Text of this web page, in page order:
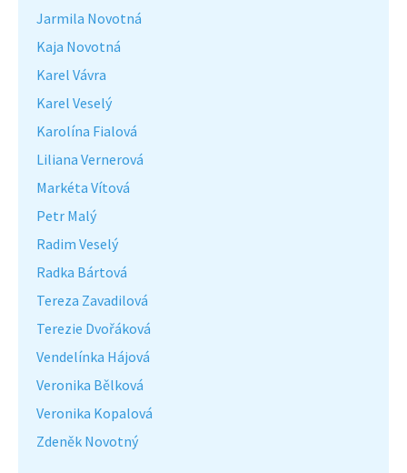
Jarmila Novotná
Kaja Novotná
Karel Vávra
Karel Veselý
Karolína Fialová
Liliana Vernerová
Markéta Vítová
Petr Malý
Radim Veselý
Radka Bártová
Tereza Zavadilová
Terezie Dvořáková
Vendelínka Hájová
Veronika Bělková
Veronika Kopalová
Zdeněk Novotný